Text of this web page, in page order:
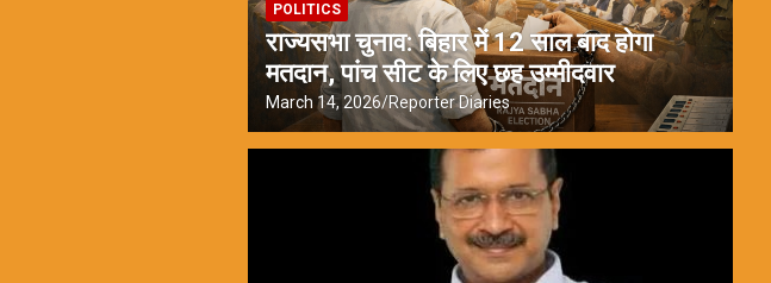
POLITICS
राज्यसभा चुनाव: बिहार में 12 साल बाद होगा
मतदान, पांच सीट के लिए छह उम्मीदवार
March 14, 2026 Reporter Diaries